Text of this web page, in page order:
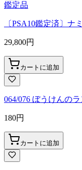
鑑定品
〔PSA10鑑定済〕ナ
29,800円
カートに追加
064/076 ぼうけんの
180円
カートに追加